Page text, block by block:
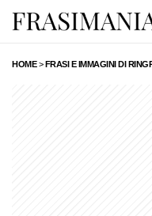
HOME>FRASI E IMMAGINI DI